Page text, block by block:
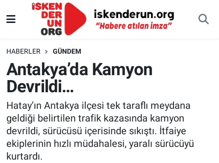
HABERLER GÜNDEM
Antakya’da Kamyon
Devrildi…
Hatay’ın Antakya ilçesi tek taraflı meydana
geldiği belirtilen trafik kazasında kamyon
devrildi, sürücüsü içerisinde sıkıştı. İtfaiye
ekiplerinin hızlı müdahalesi, yaralı sürücüyü
kurtardı.